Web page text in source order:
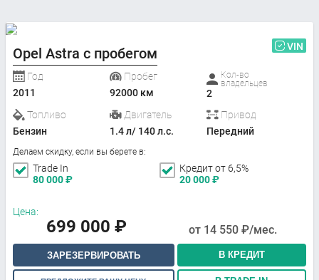
Opel Astra с пробегом VIN
Год
2011
Пробег
92000 км
Кол-во
владельцев
2
Топливо
Бензин
Двигатель
1.4 л/ 140 л.с.
Привод
Передний
Делаем скидку, если вы берете в:
Trade In
80 000₽
Кредит от 6,5%
20 000₽
Цена:
699 000 ₽ от 14 550 ₽/мес.
ЗАРЕЗЕРВИРОВАТЬ В КРЕДИТ